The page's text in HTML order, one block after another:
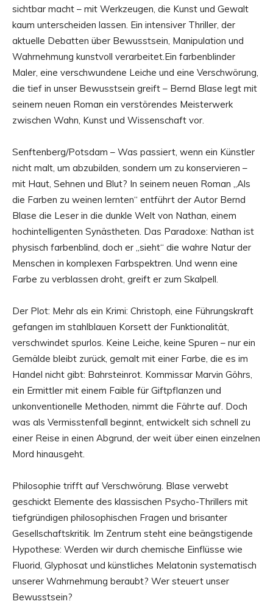
sichtbar macht – mit Werkzeugen, die Kunst und Gewalt
kaum unterscheiden lassen. Ein intensiver Thriller, der
aktuelle Debatten über Bewusstsein, Manipulation und
Wahrnehmung kunstvoll verarbeitet.Ein farbenblinder
Maler, eine verschwundene Leiche und eine Verschwörung,
die tief in unser Bewusstsein greift – Bernd Blase legt mit
seinem neuen Roman ein verstörendes Meisterwerk
zwischen Wahn, Kunst und Wissenschaft vor.
Senftenberg/Potsdam – Was passiert, wenn ein Künstler
nicht malt, um abzubilden, sondern um zu konservieren –
mit Haut, Sehnen und Blut? In seinem neuen Roman „Als
die Farben zu weinen lernten“ entführt der Autor Bernd
Blase die Leser in die dunkle Welt von Nathan, einem
hochintelligenten Synästheten. Das Paradoxe: Nathan ist
physisch farbenblind, doch er „sieht“ die wahre Natur der
Menschen in komplexen Farbspektren. Und wenn eine
Farbe zu verblassen droht, greift er zum Skalpell.
Der Plot: Mehr als ein Krimi: Christoph, eine Führungskraft
gefangen im stahlblauen Korsett der Funktionalität,
verschwindet spurlos. Keine Leiche, keine Spuren – nur ein
Gemälde bleibt zurück, gemalt mit einer Farbe, die es im
Handel nicht gibt: Bahrsteinrot. Kommissar Marvin Göhrs,
ein Ermittler mit einem Faible für Giftpflanzen und
unkonventionelle Methoden, nimmt die Fährte auf. Doch
was als Vermisstenfall beginnt, entwickelt sich schnell zu
einer Reise in einen Abgrund, der weit über einen einzelnen
Mord hinausgeht.
Philosophie trifft auf Verschwörung. Blase verwebt
geschickt Elemente des klassischen Psycho-Thrillers mit
tiefgründigen philosophischen Fragen und brisanter
Gesellschaftskritik. Im Zentrum steht eine beängstigende
Hypothese: Werden wir durch chemische Einflüsse wie
Fluorid, Glyphosat und künstliches Melatonin systematisch
unserer Wahrnehmung beraubt? Wer steuert unser
Bewusstsein?